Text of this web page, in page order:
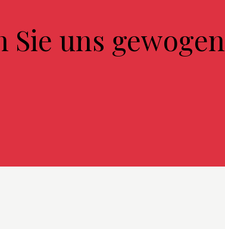
Sie uns gewogen